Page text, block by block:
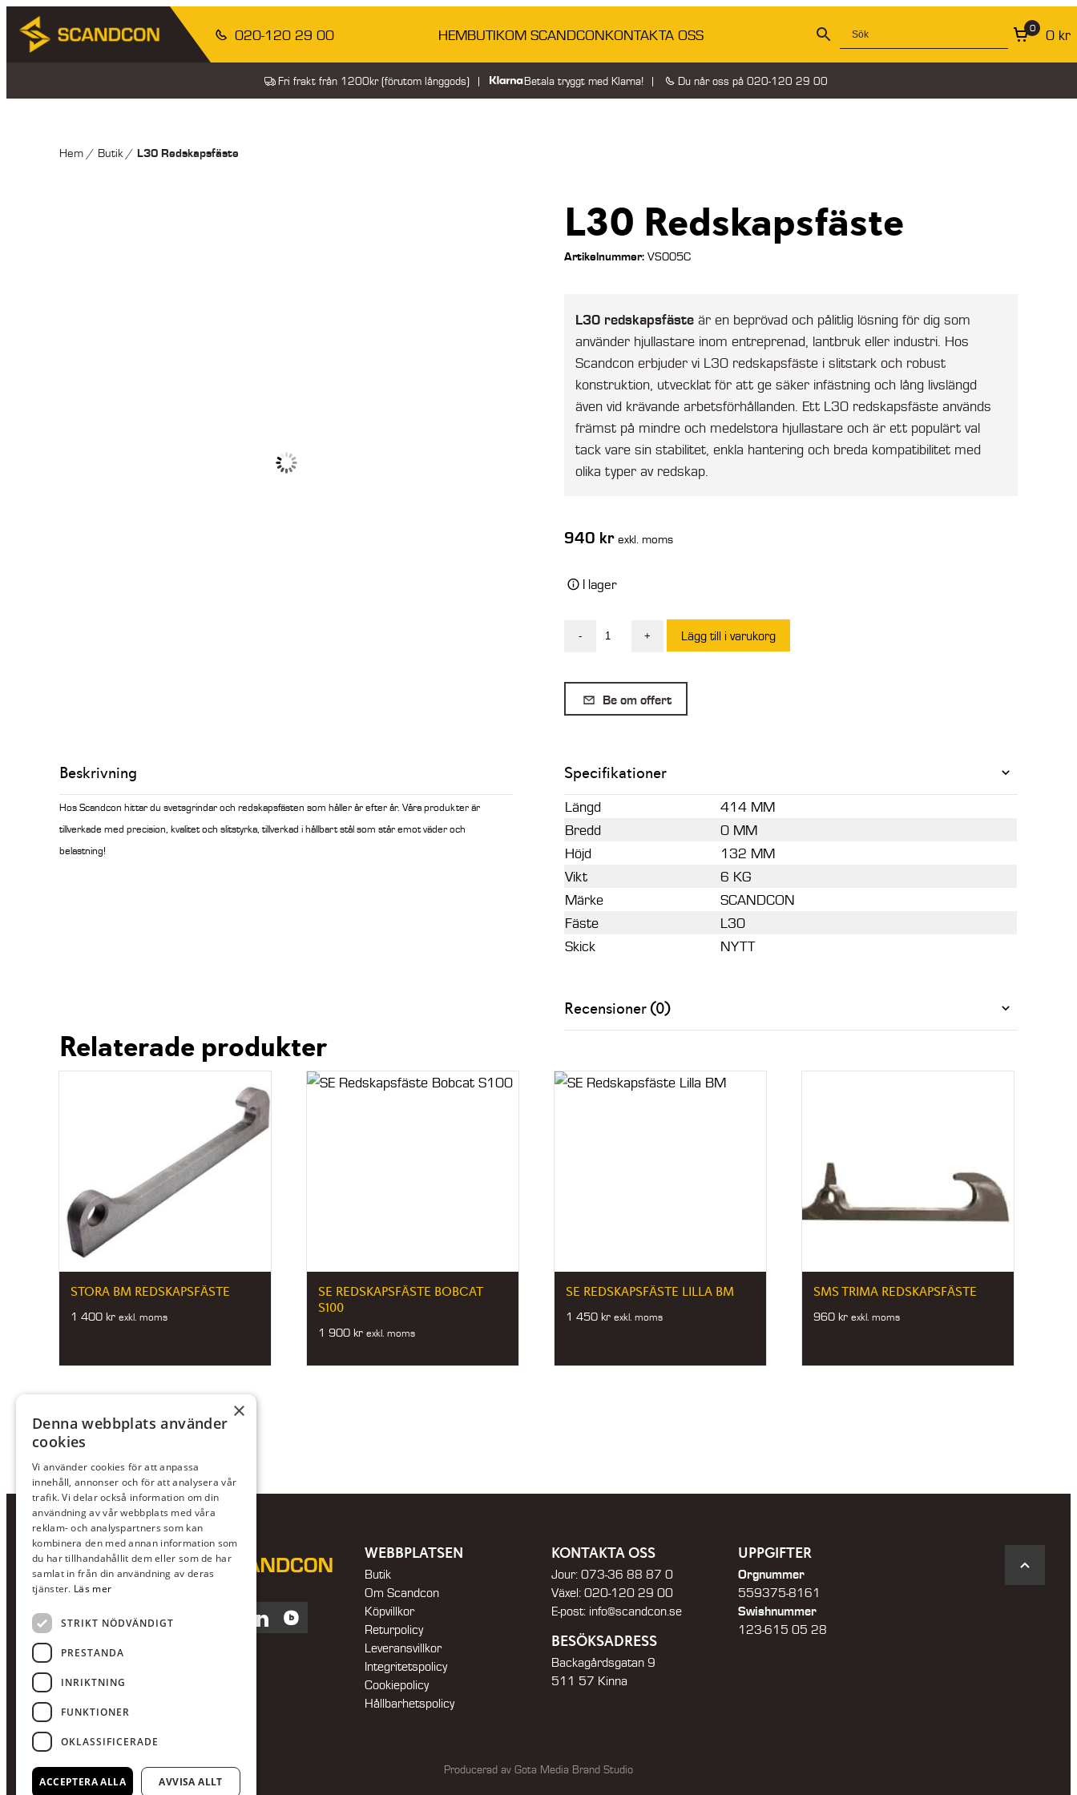
020-120 29 00 HEMBUTIKOM SCANDCONKONTAKTA OSS 0 0 kr
Fri frakt från 1200kr (förutom långgods) Betala tryggt med Klarna! Du når oss på 020-120 29 00
Hem / Butik/L30 Redskapsfäste
L30 Redskapsfäste
Artikelnummer: VS005C
L30 redskapsfästeär en beprövad och pålitlig lösning för dig som
använder hjullastare inom entreprenad, lantbruk eller industri. Hos
Scandcon erbjuder vi L30 redskapsfäste i slitstark och robust
konstruktion, utvecklat för att ge säker infästning och lång livslängd
även vid krävande arbetsförhållanden. Ett L30 redskapsfäste används
främst på mindre och medelstora hjullastare och är ett populärt val
tack vare sin stabilitet, enkla hantering och breda kompatibilitet med
olika typer av redskap.
940 kr exkl. moms
I lager
-
mängd
+ Lägg till i varukorg
Be om offert
Beskrivning
Hos Scandcon hittar du svetsgrindar och redskapsfästen som håller år efter år. Våra produkter är
tillverkade med precision, kvalitet och slitstyrka, tillverkad i hållbart stål som står emot väder och
belastning!
Specifikationer
Längd
414 MM
Bredd
0 MM
Höjd
132 MM
Vikt
6 KG
Märke
SCANDCON
Fäste
L30
Skick
NYTT
Recensioner (0)
Relaterade produkter
STORA BM REDSKAPSFÄSTE
1 400 kr exkl. moms
SE REDSKAPSFÄSTE BOBCAT
S100
1 900 kr exkl. moms
SE REDSKAPSFÄSTE LILLA BM
1 450 kr exkl. moms
SMS TRIMA REDSKAPSFÄSTE
960 kr exkl. moms
FacebookInstagram
LinkedInBlocket
WEBBPLATSEN
Butik
Om Scandcon
Köpvillkor
Returpolicy
Leveransvillkor
Integritetspolicy
Cookiepolicy
Hållbarhetspolicy
KONTAKTA OSS
Jour: 073-36 88 87 0
Växel: 020-120 29 00
E-post: info@scandcon.se
BESÖKSADRESS
Backagårdsgatan 9
511 57 Kinna
UPPGIFTER
Orgnummer
559375-8161
Swishnummer
123-615 05 28
Producerad av Gota Media Brand Studio
×
Denna webbplats använder
cookies
Vi använder cookies för att anpassa
innehåll, annonser och för att analysera vår
trafik. Vi delar också information om din
användning av vår webbplats med våra
reklam- och analyspartners som kan
kombinera den med annan information som
du har tillhandahållit dem eller som de har
samlat in från din användning av deras
tjänster. Läs mer
STRIKT NÖDVÄNDIGT
PRESTANDA
INRIKTNING
FUNKTIONER
OKLASSIFICERADE
ACCEPTERA ALLA AVVISA ALLT